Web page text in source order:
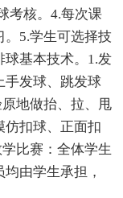
考核。4.每次课
5.学生可选择技
球基本技术。1.发
手发球、跳发球
地做抬、拉、甩
仿扣球、正面扣
比赛：全体学生
由学生承担，